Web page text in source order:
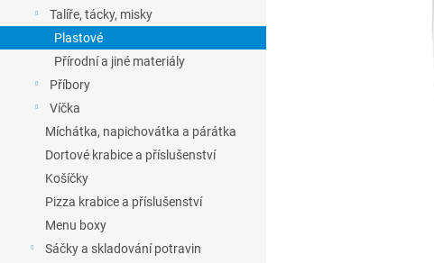
Talíře, tácky, misky
Plastové
Přírodní a jiné materiály
Příbory
Víčka
Míchátka, napichovátka a párátka
Dortové krabice a příslušenství
Košíčky
Pizza krabice a příslušenství
Menu boxy
Sáčky a skladování potravin